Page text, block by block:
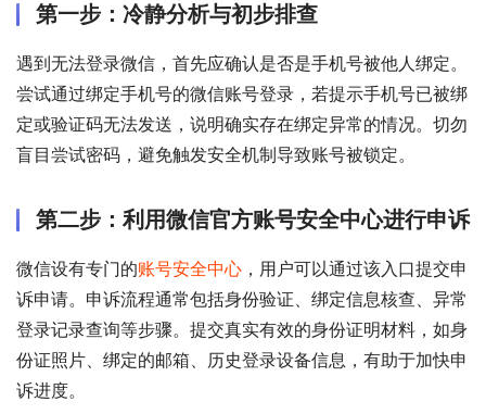
第一步：冷静分析与初步排查
遇到无法登录微信，首先应确认是否是手机号被他人绑定。
尝试通过绑定手机号的微信账号登录，若提示手机号已被绑
定或验证码无法发送，说明确实存在绑定异常的情况。切勿
盲目尝试密码，避免触发安全机制导致账号被锁定。
第二步：利用微信官方账号安全中心进行申诉
微信设有专门的账号安全中心 ，用户可以通过该入口提交申
诉申请。申诉流程通常包括身份验证、绑定信息核查、异常
登录记录查询等步骤。提交真实有效的身份证明材料，如身
份证照片、绑定的邮箱、历史登录设备信息，有助于加快申
诉进度。